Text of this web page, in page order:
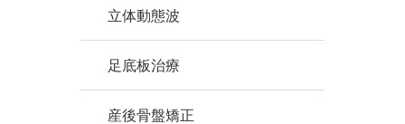
立体動態波
足底板治療
産後骨盤矯正